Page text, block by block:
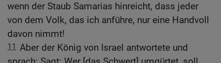
wenn der Staub Samarias hinreicht, dass jeder
von dem Volk, das ich anführe, nur eine Handvoll
davon nimmt!
11 Aber der König von Israel antwortete und